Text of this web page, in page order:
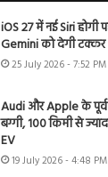
iOS 27 में नई Siri होगी
Gemini को देगी टक्कर
25 July 2026 - 7:52 PM
Audi और Apple के पूर्व
बग्गी, 100 किमी से
EV
19 July 2026 - 4:48 PM